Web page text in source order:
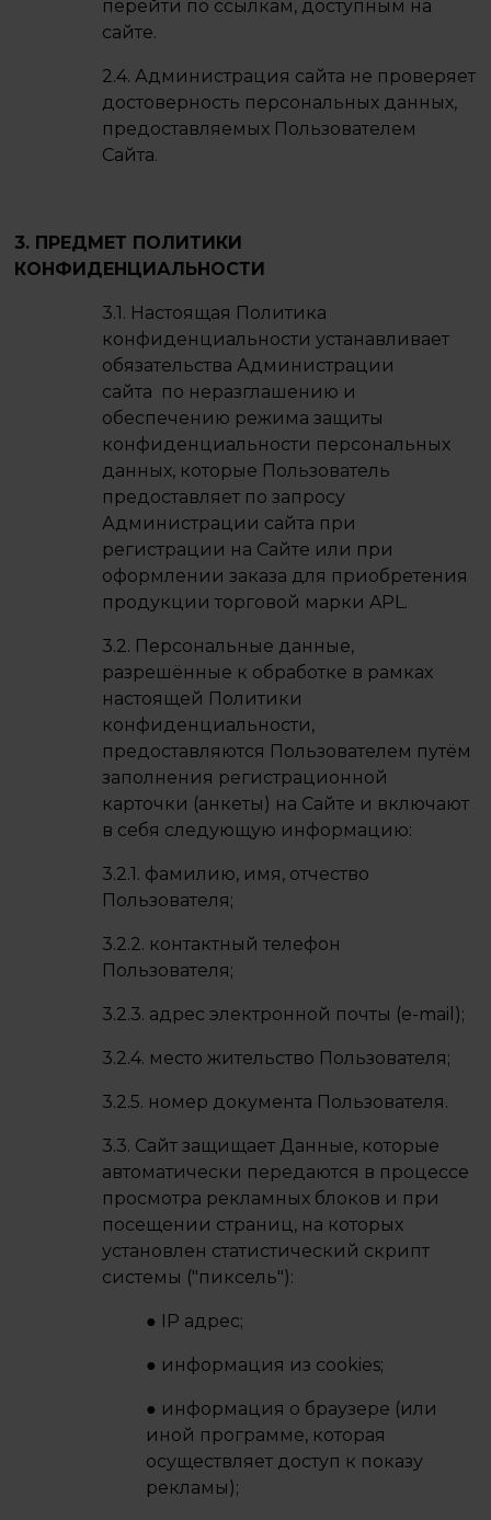
перейти по ссылкам, доступным на
сайте.
2.4. Администрация сайта не проверяет
достоверность персональных данных,
предоставляемых Пользователем
Сайта.
3. ПРЕДМЕТ ПОЛИТИКИ
КОНФИДЕНЦИАЛЬНОСТИ
3.1. Настоящая Политика
конфиденциальности устанавливает
обязательства Администрации
сайта по неразглашению и
обеспечению режима защиты
конфиденциальности персональных
данных, которые Пользователь
предоставляет по запросу
Администрации сайта при
регистрации на Сайте или при
оформлении заказа для приобретения
продукции торговой марки APL.
3.2. Персональные данные,
разрешённые к обработке в рамках
настоящей Политики
конфиденциальности,
предоставляются Пользователем путём
заполнения регистрационной
карточки (анкеты) на Сайте и включают
в себя следующую информацию:
3.2.1. фамилию, имя, отчество
Пользователя;
3.2.2. контактный телефон
Пользователя;
3.2.3. адрес электронной почты (e-mail);
3.2.4. место жительство Пользователя;
3.2.5. номер документа Пользователя.
3.3. Сайт защищает Данные, которые
автоматически передаются в процессе
просмотра рекламных блоков и при
посещении страниц, на которых
установлен статистический скрипт
системы ("пиксель"):
● IP адрес;
● информация из cookies;
● информация о браузере (или
иной программе, которая
осуществляет доступ к показу
рекламы);